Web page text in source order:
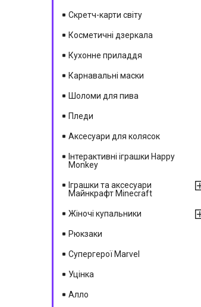
Скретч-карти світу
Косметичні дзеркала
Кухонне приладдя
Карнавальні маски
Шоломи для пива
Пледи
Аксесуари для колясок
Інтерактивні іграшки Happy
Monkey
Іграшки та аксесуари
Майнкрафт Minecraft
Жіночі купальники
Рюкзаки
Супергерої Marvel
Уцінка
Алло